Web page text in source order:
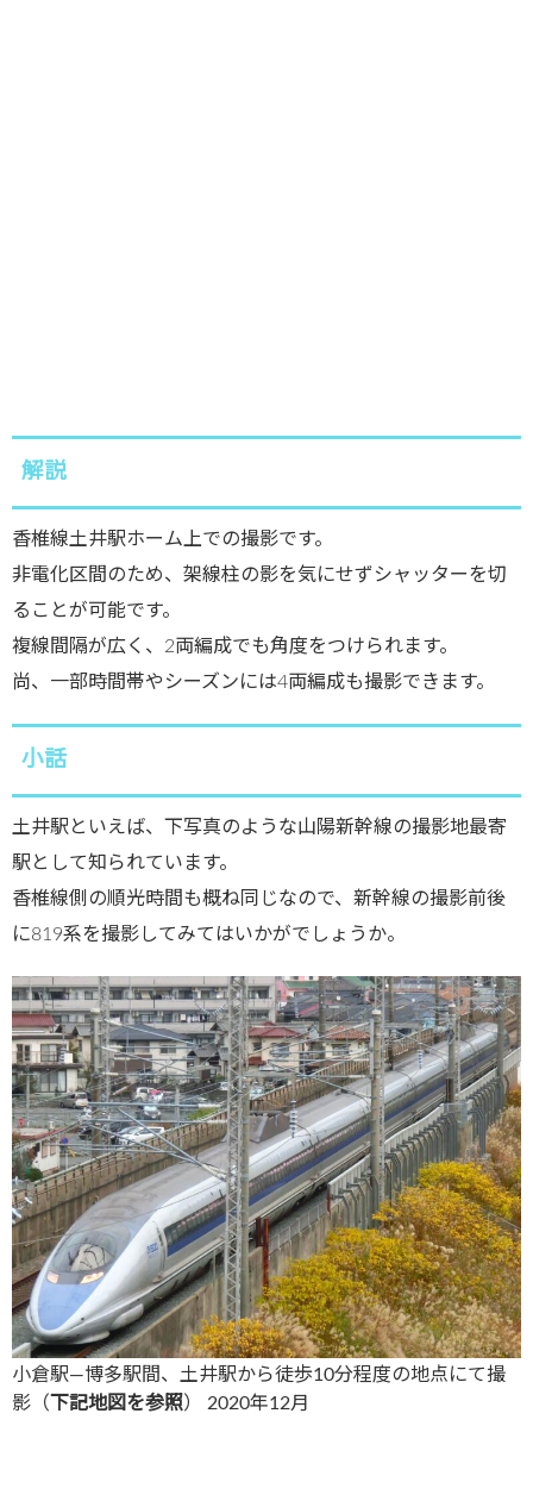
解説
香椎線土井駅ホーム上での撮影です。
非電化区間のため、架線柱の影を気にせずシャッターを切
ることが可能です。
複線間隔が広く、2両編成でも角度をつけられます。
尚、一部時間帯やシーズンには4両編成も撮影できます。
小話
土井駅といえば、下写真のような山陽新幹線の撮影地最寄
駅として知られています。
香椎線側の順光時間も概ね同じなので、新幹線の撮影前後
に819系を撮影してみてはいかがでしょうか。
小倉駅―博多駅間、土井駅から徒歩10分程度の地点にて撮
影（
下記地図を参照） 2020年12月